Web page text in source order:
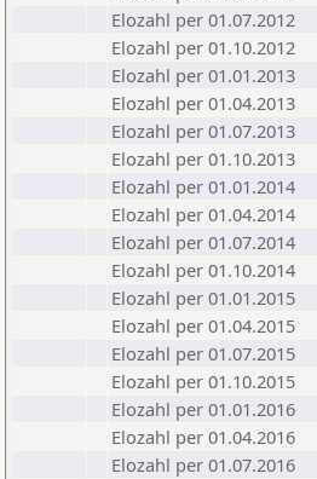
Elozahl per 01.07.2012
Elozahl per 01.10.2012
Elozahl per 01.01.2013
Elozahl per 01.04.2013
Elozahl per 01.07.2013
Elozahl per 01.10.2013
Elozahl per 01.01.2014
Elozahl per 01.04.2014
Elozahl per 01.07.2014
Elozahl per 01.10.2014
Elozahl per 01.01.2015
Elozahl per 01.04.2015
Elozahl per 01.07.2015
Elozahl per 01.10.2015
Elozahl per 01.01.2016
Elozahl per 01.04.2016
Elozahl per 01.07.2016